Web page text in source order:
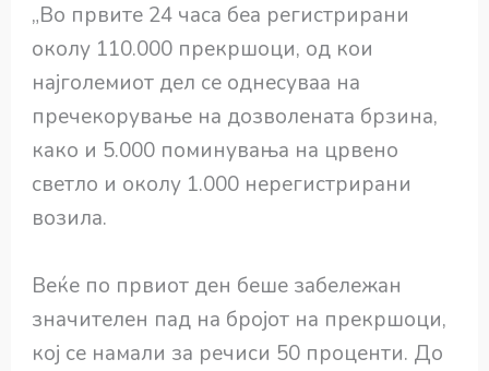
„Во првите 24 часа беа регистрирани
околу 110.000 прекршоци, од кои
најголемиот дел се однесуваа на
пречекорување на дозволената брзина,
како и 5.000 поминувања на црвено
светло и околу 1.000 нерегистрирани
возила.
Веќе по првиот ден беше забележан
значителен пад на бројот на прекршоци,
кој се намали за речиси 50 проценти. До